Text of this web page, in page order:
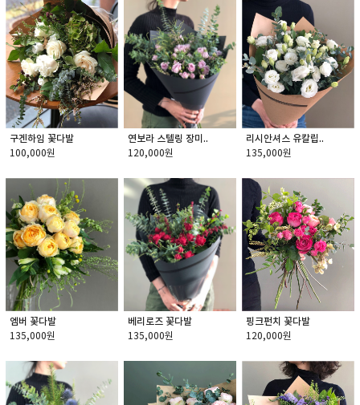
구겐하임 꽃다발
100,000원
연보라 스텔링 장미..
120,000원
리시안셔스 유칼립..
135,000원
엠버 꽃다발
135,000원
베리로즈 꽃다발
135,000원
핑크펀치 꽃다발
120,000원